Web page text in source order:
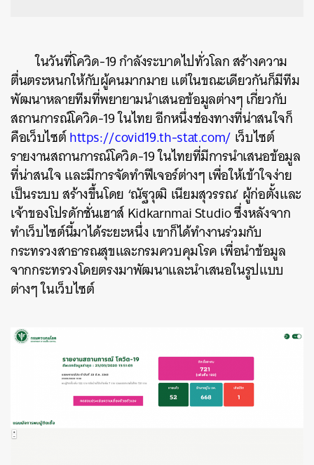
ในวันที่โควิด-19 กำลังระบาดไปทั่วโลก สร้างความ
ตื่นตระหนกให้กับผู้คนมากมาย แต่ในขณะเดียวกันก็มีทีม
พัฒนาหลายทีมที่พยายามนำเสนอข้อมูลต่างๆ เกี่ยวกับ
สถานการณ์โควิด-19 ในไทย อีกหนึ่งช่องทางที่น่าสนใจก็
คือเว็บไซต์https://covid19.th-stat.com/ เว็บไซต์
รายงานสถานการณ์โควิด-19 ในไทยที่มีการนำเสนอข้อมูล
ที่น่าสนใจ และมีการจัดทำฟีเจอร์ต่างๆ เพื่อให้เข้าใจง่าย
เป็นระบบ สร้างขึ้นโดย ‘ณัฐวุฒิ เนียมสุวรรณ’ ผู้ก่อตั้งและ
เจ้าของโปรดักชั่นเฮาส์ Kidkarnmai Studio ซึ่งหลังจาก
ทำเว็บไซต์นี้มาได้ระยะหนึ่ง เขาก็ได้ทำงานร่วมกับ
กระทรวงสาธารณสุขและกรมควบคุมโรค เพื่อนำข้อมูล
จากกระทรวงโดยตรงมาพัฒนาและนำเสนอในรูปแบบ
ต่างๆ ในเว็บไซต์